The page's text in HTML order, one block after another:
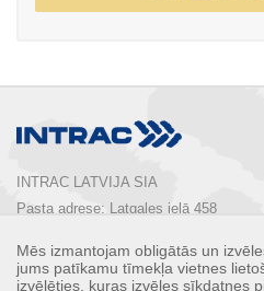
INTRAC LATVIJA SIA
Pasta adrese: Latgales ielā 458
Tālrunis: + 371 67 803 700
E-pasts: info@intrac.lv
Mēs izmantojam obligātās un
jums patīkamu tīmekļa vietnes
izvēlēties, kuras izvēles sīkdatnes